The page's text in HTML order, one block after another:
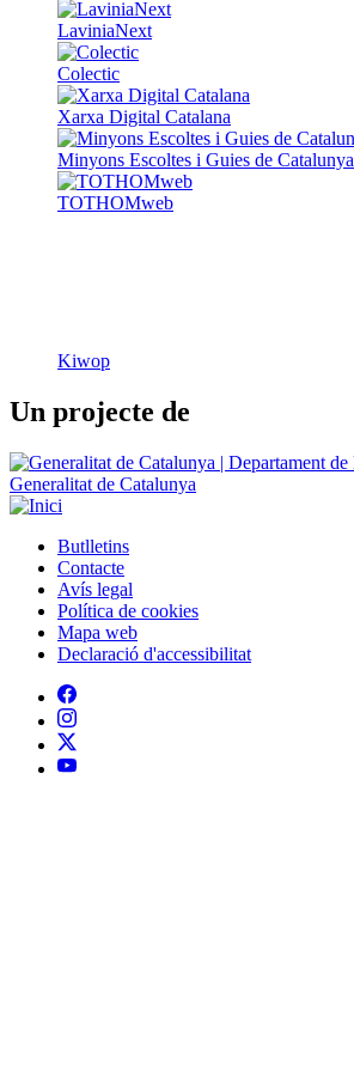
LaviniaNext
Colectic
Xarxa Digital Catalana
Minyons Escoltes i Guies de Catalunya
TOTHOMweb
Kiwop
Un projecte de
Generalitat de Catalunya
Peu
Butlletins
Contacte
Avís legal
Política de cookies
Mapa web
Declaració d'accessibilitat